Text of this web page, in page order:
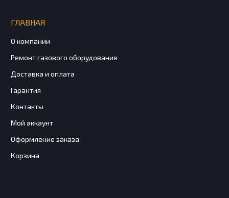
ГЛАВНАЯ
О компании
Ремонт газового оборудования
Доставка и оплата
Гарантия
Контакты
Мой аккаунт
Оформление заказа
Корзина